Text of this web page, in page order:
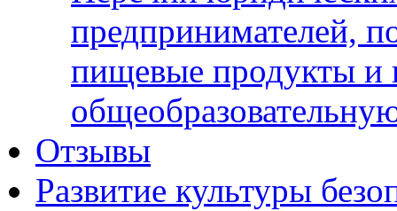
предпринимателей,
пищевые продукты и
Отзывы
Развитие культуры